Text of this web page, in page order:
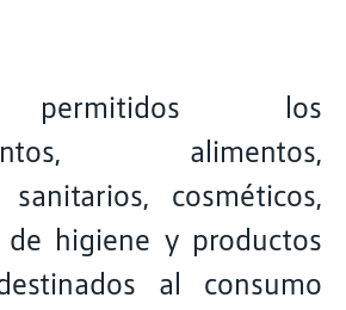
permitidos los
alimentos,
sanitarios, cosméticos,
de higiene y productos
al consumo